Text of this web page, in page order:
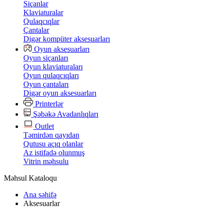
Siçanlar
Klaviaturalar
Qulaqcıqlar
Çantalar
Digər kompüter aksesuarları
Oyun aksesuarları
Oyun siçanları
Oyun klaviaturaları
Oyun qulaqcıqları
Oyun çantaları
Digər oyun aksesuarları
Printerlər
Şəbəkə Avadanlıqları
Outlet
Təmirdən qayıdan
Qutusu açıq olanlar
Az istifadə olunmuş
Vitrin məhsulu
Məhsul Kataloqu
Ana səhifə
Aksesuarlar